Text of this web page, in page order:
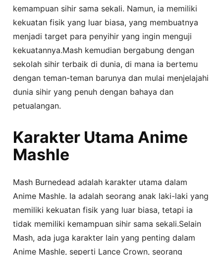
kemampuan sihir sama sekali. Namun, ia memiliki
kekuatan fisik yang luar biasa, yang membuatnya
menjadi target para penyihir yang ingin menguji
kekuatannya.Mash kemudian bergabung dengan
sekolah sihir terbaik di dunia, di mana ia bertemu
dengan teman-teman barunya dan mulai menjelajahi
dunia sihir yang penuh dengan bahaya dan
petualangan.
Karakter Utama Anime
Mashle
Mash Burnedead adalah karakter utama dalam
Anime Mashle. Ia adalah seorang anak laki-laki yang
memiliki kekuatan fisik yang luar biasa, tetapi ia
tidak memiliki kemampuan sihir sama sekali.Selain
Mash, ada juga karakter lain yang penting dalam
Anime Mashle, seperti Lance Crown, seorang